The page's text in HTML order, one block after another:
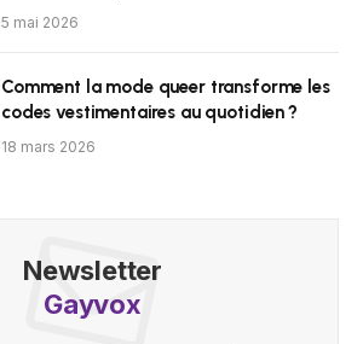
5 mai 2026
Comment la mode queer transforme les
codes vestimentaires au quotidien ?
18 mars 2026
Newsletter
Gayvox